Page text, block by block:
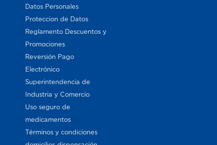
Datos Personales
Proteccion de Datos
Reglamento Descuentos y
Promociones
Reversión Pago
Electrónico
Superintendencia de
Industria y Comercio
Uso seguro de
medicamentos
Términos y condiciones